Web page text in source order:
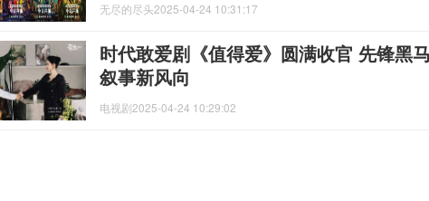
无尽的尽头2025-04-24 10:31:17
时代敢爱剧《值得爱》圆满收官 先锋黑
叙事新风向
电视剧2025-04-24 10:29:02